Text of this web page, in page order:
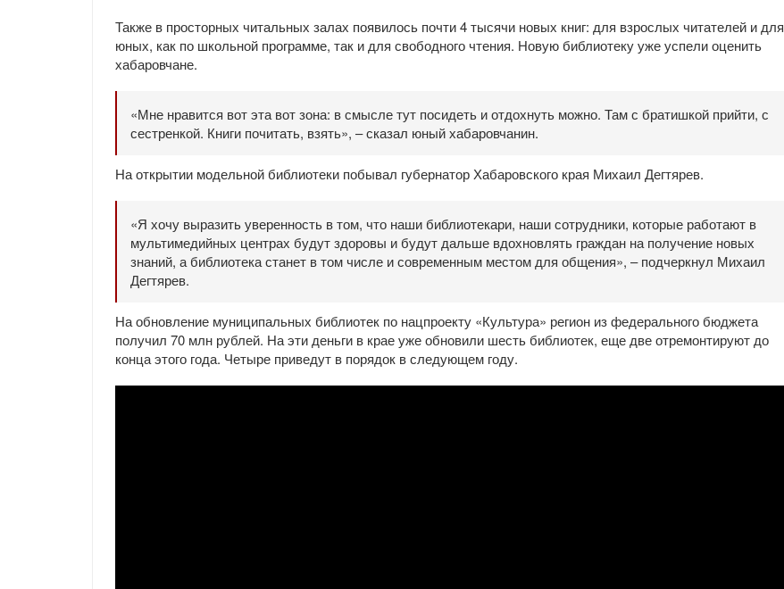
Также в просторных читальных залах появилось почти 4 тысячи новых книг: для взрослых читателей и для
юных, как по школьной программе, так и для свободного чтения. Новую библиотеку уже успели оценить
хабаровчане.
«Мне нравится вот эта вот зона: в смысле тут посидеть и отдохнуть можно. Там с братишкой прийти, с
сестренкой. Книги почитать, взять», – сказал юный хабаровчанин.
На открытии модельной библиотеки побывал губернатор Хабаровского края Михаил Дегтярев.
«Я хочу выразить уверенность в том, что наши библиотекари, наши сотрудники, которые работают в
мультимедийных центрах будут здоровы и будут дальше вдохновлять граждан на получение новых
знаний, а библиотека станет в том числе и современным местом для общения», – подчеркнул Михаил
Дегтярев.
На обновление муниципальных библиотек по нацпроекту «Культура» регион из федерального бюджета
получил 70 млн рублей. На эти деньги в крае уже обновили шесть библиотек, еще две отремонтируют до
конца этого года. Четыре приведут в порядок в следующем году.